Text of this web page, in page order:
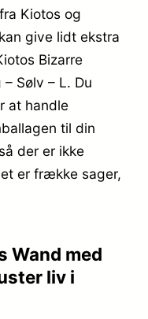
Kiotos og
give lidt ekstra
Bizarre
Sølv – L. Du
at handle
til din
der er ikke
er frække sager,
Wand med
liv i